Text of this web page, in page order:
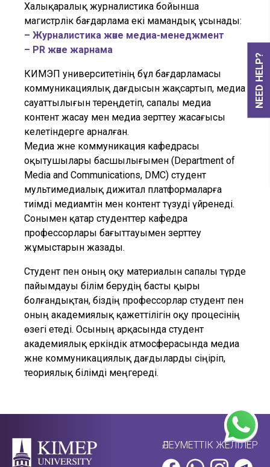
NEED HELP?
Халықаралық журналистика бойынша
магистрлік бағдарлама екі мамандық ұсынады:
– Журналистика және медиа-менеджмент
– PR және жарнама
КИМЭП университетінің бұл бағдарламасы
коммуникациялық дағдысын жақсартып, медиа
сауаттылығын тереңдетіп, сапалы медиа
контент жасау мен медиа зерттеу жасағысы
келетіндерге арналған.
Медиа және коммуникация кафедрасы
оқытушылары басшылығымен (Department of
Media and Communications, DMC) студент
мультимедиалық дижитал платформаларға
тиімді медиамәтін мен контент түзуді үйренеді.
Сонымен қатар студенттер кафедра
профессорлары бағыттауымен зерттеу
жұмыстарын жазады.
Студент пен оның оқу материалын сапалы түрде
пайымдауы білім берудің басты қыры
болғандықтан, біздің профессорлар студент пен
оның академиялық қажеттілігін оқу процесінің
өзегі етеді. Осының арқасында студент
академиялық еркіндік атмосферасында медиа
және коммуникациялық дағдыларды сіңіріп,
теориялық білімді меңгереді.
ӘЛЕУМЕТТІК ЖЕЛІЛЕР